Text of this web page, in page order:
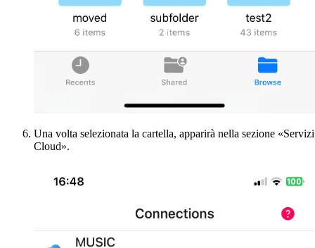
Una volta selezionata la cartella, apparirà nella sezione «Servizi
Cloud».